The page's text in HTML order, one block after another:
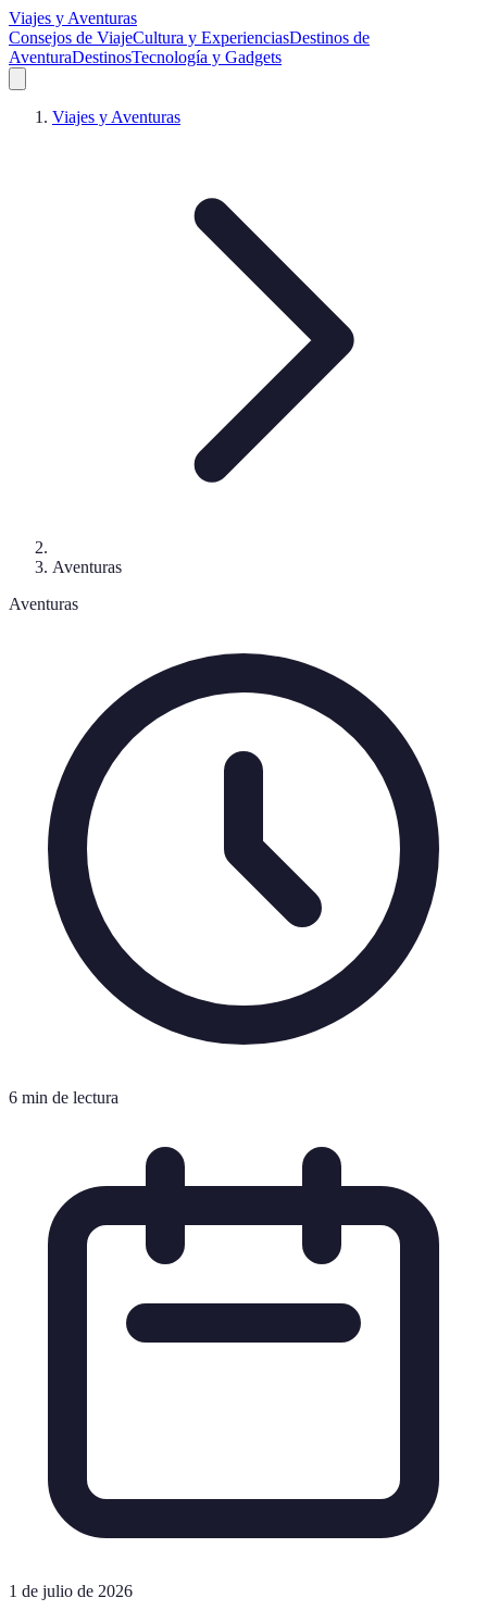
Viajes y Aventuras
Consejos de ViajeCultura y ExperienciasDestinos de
AventuraDestinosTecnología y Gadgets
Viajes y Aventuras
Aventuras
Aventuras
6 min de lectura
1 de julio de 2026